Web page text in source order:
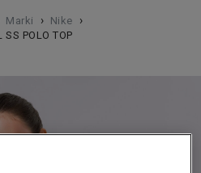
Marki › Nike ›
SS POLO TOP